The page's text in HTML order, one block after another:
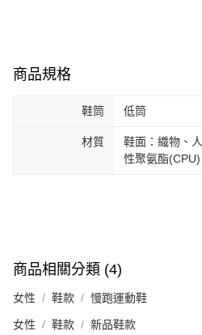
商品規格
鞋筒 低筒
材質
鞋面：織物、
性聚氨酯(CPU)
商品相關分類 (4)
女性 鞋款 慢跑運動鞋
女性 鞋款 新品鞋款